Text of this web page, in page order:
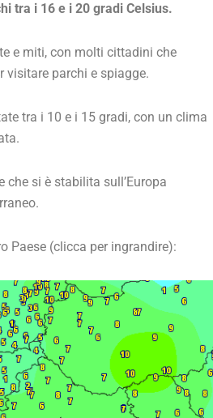
tra i 16 e i 20 gradi Celsius.
e miti, con molti cittadini che
visitare parchi e spiagge.
tra i 10 e i 15 gradi, con un clima
che si è stabilita sull’Europa
Paese (clicca per ingrandire):